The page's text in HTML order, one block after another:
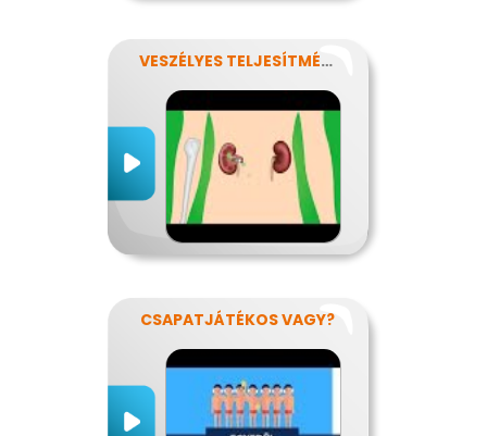
VESZÉLYES TELJESÍTMÉNY
CSAPATJÁTÉKOS VAGY?